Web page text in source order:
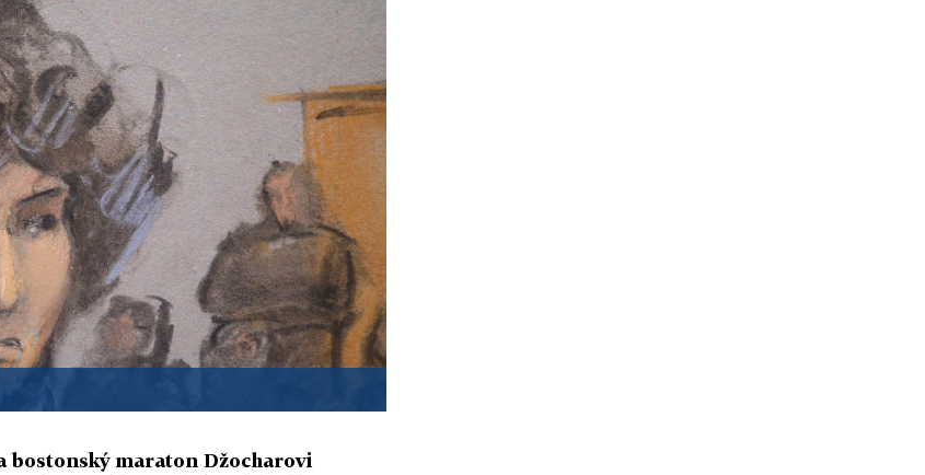
bostonský maraton Džocharovi